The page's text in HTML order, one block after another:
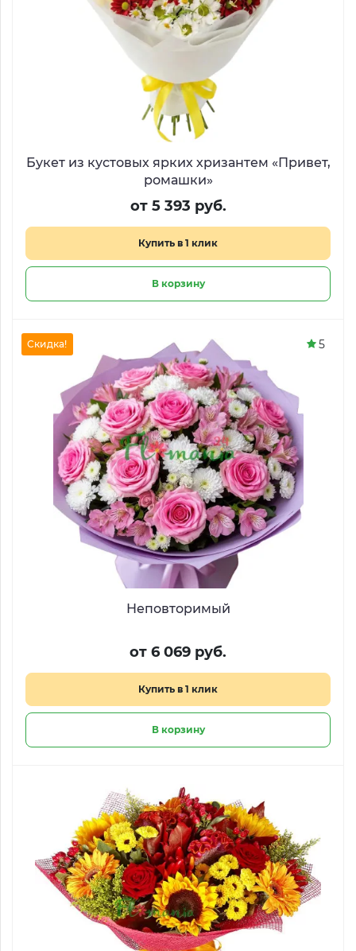
Букет из кустовых ярких хризантем «Привет,
ромашки»
от 5 393 руб.
Купить в 1 клик
В корзину
Неповторимый
от 6 069 руб.
Купить в 1 клик
В корзину
Скидка! 5